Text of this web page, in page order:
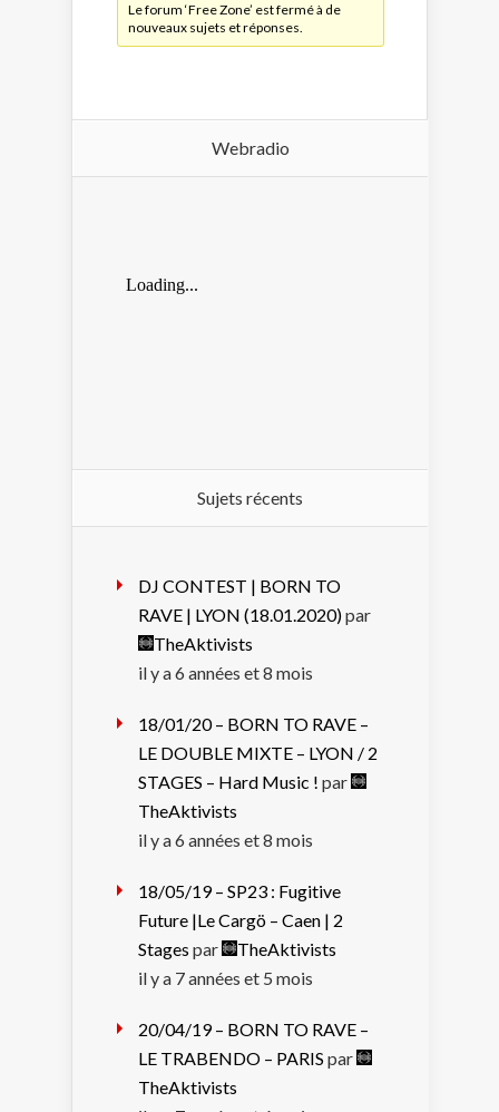
Le forum ‘Free Zone’ est fermé à de
nouveaux sujets et réponses.
Webradio
Sujets récents
DJ CONTEST | BORN TO
RAVE | LYON (18.01.2020)par
TheAktivists
il y a 6 années et 8 mois
18/01/20 – BORN TO RAVE –
LE DOUBLE MIXTE – LYON / 2
STAGES – Hard Music ! par
TheAktivists
il y a 6 années et 8 mois
18/05/19 – SP23 : Fugitive
Future |Le Cargö – Caen | 2
Stages par
TheAktivists
il y a 7 années et 5 mois
20/04/19 – BORN TO RAVE –
LE TRABENDO – PARIS par
TheAktivists